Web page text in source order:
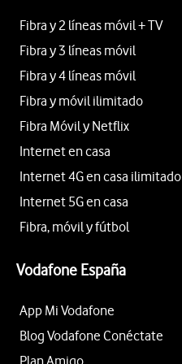
Fibra y 2 líneas móvil + TV
Fibra y 3 líneas móvil
Fibra y 4 líneas móvil
Fibra y móvil ilimitado
Fibra Móvil y Netflix
Internet en casa
Internet 4G en casa ilimitado
Internet 5G en casa
Fibra, móvil y fútbol
Vodafone España
App Mi Vodafone
Blog Vodafone Conéctate
Plan Amigo